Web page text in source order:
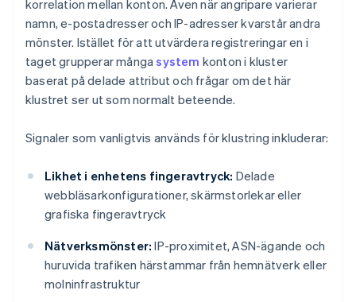
korrelation mellan konton. Även när angripare varierar
namn, e-postadresser och IP-adresser kvarstår andra
mönster. Istället för att utvärdera registreringar en i
taget grupperar mångasystem konton i kluster
baserat på delade attribut och frågar om det här
klustret ser ut som normalt beteende.
Signaler som vanligtvis används för klustring inkluderar:
Likhet i enhetens fingeravtryck: Delade
webbläsarkonfigurationer, skärmstorlekar eller
grafiska fingeravtryck
Nätverksmönster: IP-proximitet, ASN-ägande och
huruvida trafiken härstammar från hemnätverk eller
molninfrastruktur